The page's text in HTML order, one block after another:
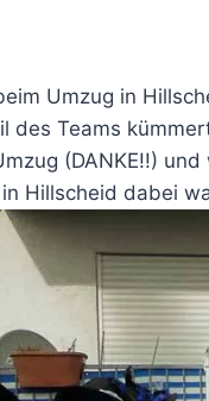
Umzug in
des Teams
(DANKE!!)
Hillscheid dabei